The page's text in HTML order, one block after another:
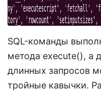
SQL-команды
метода execute(), а
длинных запросов
тройные кавычки.